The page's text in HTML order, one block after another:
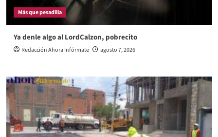
Más que pesadilla
Ya denle algo al LordCalzon, pobrecito
Redacción Ahora Infórmate agosto 7, 2026